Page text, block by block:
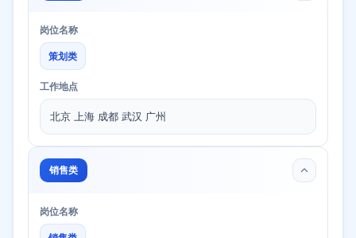
岗位名称
策划类
工作地点
北京 上海 成都 武汉 广州
销售类
岗位名称